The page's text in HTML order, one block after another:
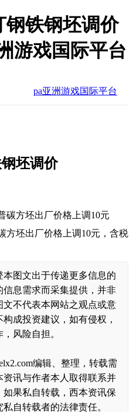
钢铁钢坯调价
游戏国际平台
pa亚洲游戏国际平台
坯调价
碳方坯出厂价格上调10元
方坯出厂价格上调10元，含税
本图文出于传递更多信息的
信息需求而采集提供，并非
不代表本网站之观点或意
成投资建议，如有侵权，
风险自担。
编辑、整理，转载需
讯与作者本人取得联系并
果私自转载，西本资讯保
自转载者的法律责任。